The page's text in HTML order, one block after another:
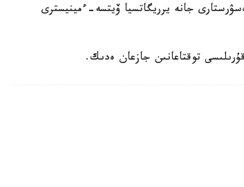
سۋ رەسۋرستارى جانە يرريگاتسيا ۆيتسە-ءمينيسترى
توقتاعانىن جازعان ەدىك.